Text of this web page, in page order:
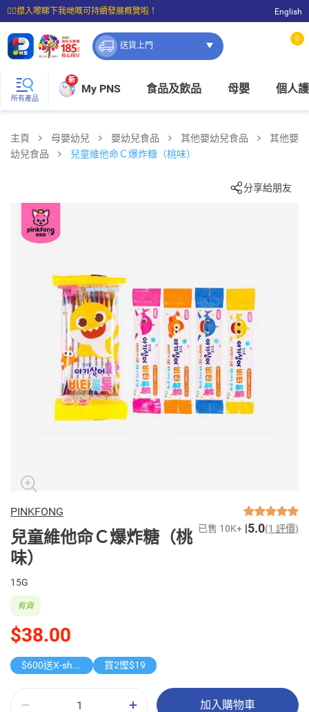
☝🏼㩒入嚟睇下我哋嘅可持續發展概覽啦！
⭐購物滿$399即享免費送貨；滿$100即可免費店取。
English
送貨上門
0
所有產品
新
My PNS 食品及飲品 母嬰 個人
主頁 母嬰幼兒 嬰幼兒食品 其他嬰幼兒食品
其他嬰
幼兒食品
兒童維他命Ｃ爆炸糖（桃味）
分享給朋友
PINKFONG
兒童維他命Ｃ爆炸糖（桃
味）
已售 10K+ 5.0(1 評價)
15G
$38.00
有貨
$600送X-shot 極速入水槍 買2慳$19
加入購物車